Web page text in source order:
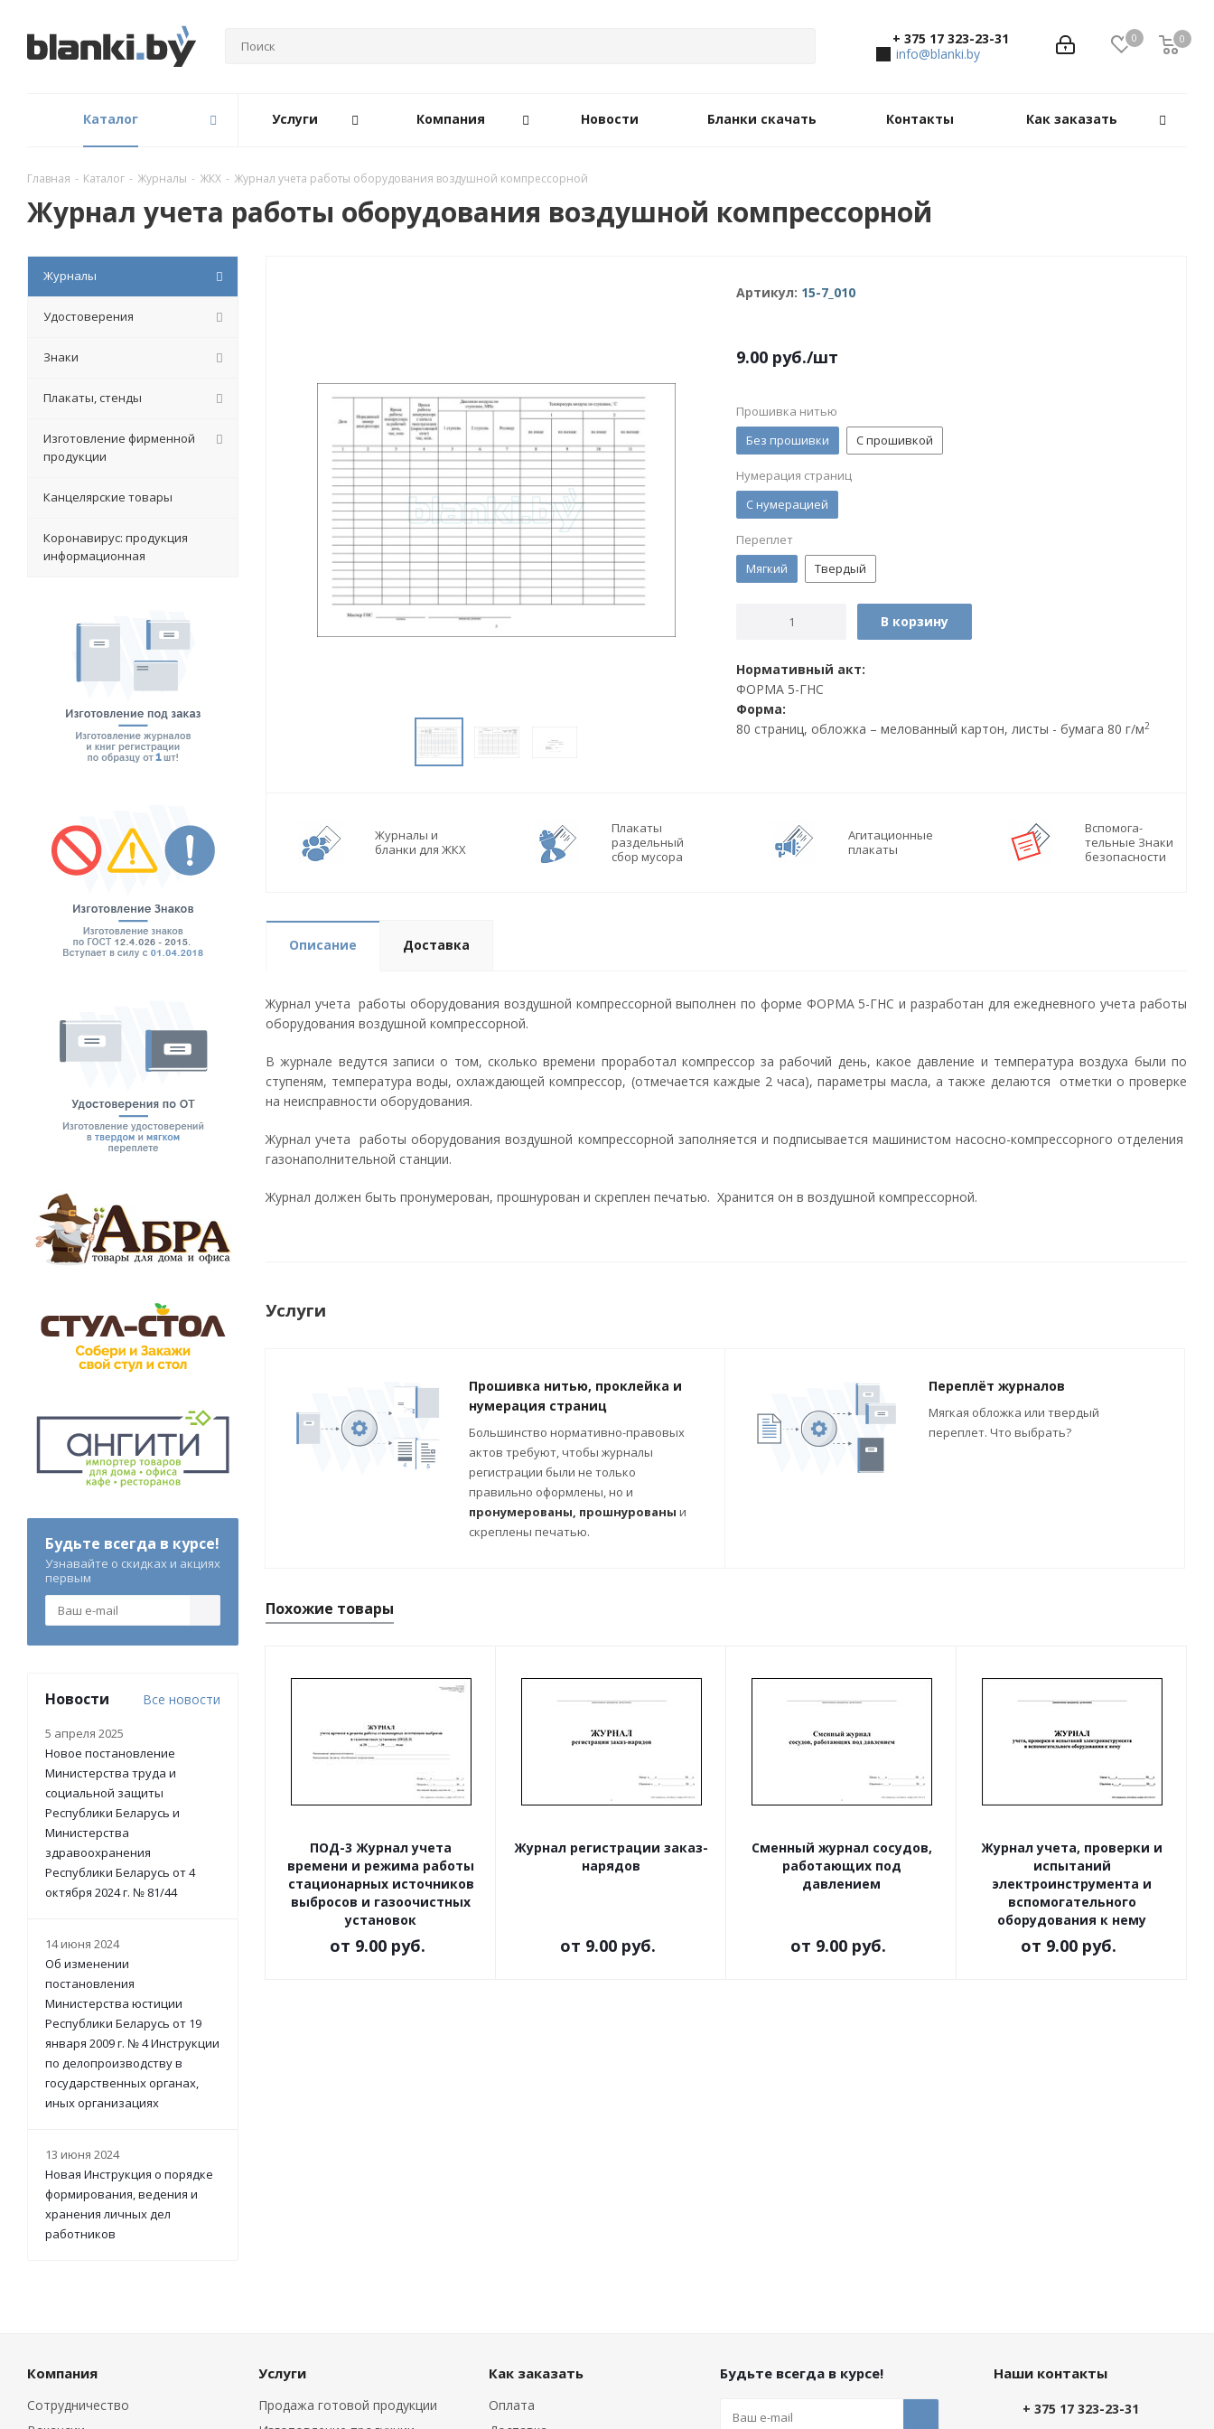
0 0
0
+ 375 17 323-23-31
info@blanki.by
Каталог Услуги Компания Новости Бланки скачать Контакты Как заказать
Главная - Каталог - Журналы - ЖКХ - Журнал учета работы оборудования воздушной компрессорной
Журнал учета работы оборудования воздушной компрессорной
Артикул: 15-7_010
9.00 руб./шт
Прошивка нитью
Без прошивки
С прошивкой
Нумерация страниц
С нумерацией
Переплет
Мягкий
Твердый
В корзину
Нормативный акт:
ФОРМА 5-ГНС
Форма:
80 страниц, обложка – мелованный картон, листы - бумага 80 г/м2
Журналы и
бланки для ЖКХ
Плакаты
раздельный
сбор мусора
Агитационные
плакаты
Вспомога-
тельные Знаки
безопасности
Описание Доставка
Журнал учета работы оборудования воздушной компрессорной выполнен по форме ФОРМА 5-ГНС и разработан для ежедневного учета работы
оборудования воздушной компрессорной.
В журнале ведутся записи о том, сколько времени проработал компрессор за рабочий день, какое давление и температура воздуха были по
ступеням, температура воды, охлаждающей компрессор, (отмечается каждые 2 часа), параметры масла, а также делаются отметки о проверке
на неисправности оборудования.
Журнал учета работы оборудования воздушной компрессорной заполняется и подписывается машинистом насосно-компрессорного отделения
газонаполнительной станции.
Журнал должен быть пронумерован, прошнурован и скреплен печатью. Хранится он в воздушной компрессорной.
Услуги
Прошивка нитью, проклейка и
нумерация страниц
Большинство нормативно-правовых
актов требуют, чтобы журналы
регистрации были не только
правильно оформлены, но и
пронумерованы, прошнурованы и
скреплены печатью.
Переплёт журналов
Мягкая обложка или твердый
переплет. Что выбрать?
Похожие товары
ПОД-3 Журнал учета
времени и режима работы
стационарных источников
выбросов и газоочистных
установок
от 9.00 руб.
Журнал регистрации заказ-
нарядов
от 9.00 руб.
Сменный журнал сосудов,
работающих под
давлением
от 9.00 руб.
Журнал учета, проверки и
испытаний
электроинструмента и
вспомогательного
оборудования к нему
от 9.00 руб.
Журналы
Удостоверения
Знаки
Плакаты, стенды
Изготовление фирменной
продукции
Канцелярские товары
Коронавирус: продукция
информационная
Будьте всегда в курсе!
Узнавайте о скидках и акциях
первым
Новости Все новости
5 апреля 2025
Новое постановление
Министерства труда и
социальной защиты
Республики Беларусь и
Министерства
здравоохранения
Республики Беларусь от 4
октября 2024 г. № 81/44
14 июня 2024
Об изменении
постановления
Министерства юстиции
Республики Беларусь от 19
января 2009 г. № 4 Инструкции
по делопроизводству в
государственных органах,
иных организациях
13 июня 2024
Новая Инструкция о порядке
формирования, ведения и
хранения личных дел
работников
Компания
Сотрудничество
Услуги
Продажа готовой продукции
Как заказать
Оплата
Будьте всегда в курсе! Наши контакты
+ 375 17 323-23-31